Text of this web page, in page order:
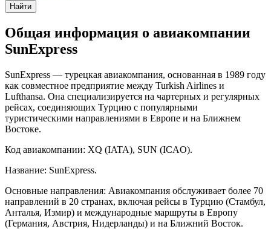
Найти
Общая информация о авиакомпании
SunExpress
SunExpress — турецкая авиакомпания, основанная в 1989 году
как совместное предприятие между Turkish Airlines и
Lufthansa. Она специализируется на чартерных и регулярных
рейсах, соединяющих Турцию с популярными
туристическими направлениями в Европе и на Ближнем
Востоке.
Код авиакомпании: XQ (IATA), SUN (ICAO).
Название: SunExpress.
Основные направления: Авиакомпания обслуживает более 70
направлений в 20 странах, включая рейсы в Турцию (Стамбул,
Анталья, Измир) и международные маршруты в Европу
(Германия, Австрия, Нидерланды) и на Ближний Восток.